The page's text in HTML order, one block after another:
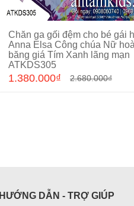
Chọn sản phẩm
Chăn ga gối đệm cho bé gái
Anna Elsa Công chúa Nữ
băng giá Tím Xanh lãng mạn
ATKDS305
1.380.000₫ 2.680.000₫
HƯỚNG DẪN - TRỢ GIÚP